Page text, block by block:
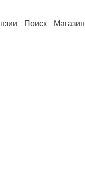
Поиск Магазин